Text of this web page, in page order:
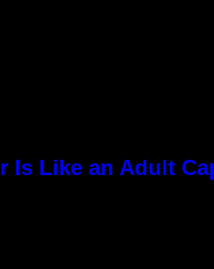
Is Like an Adult